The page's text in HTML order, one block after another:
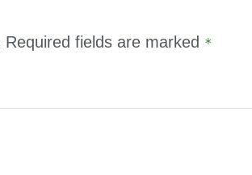
Required fields are marked *